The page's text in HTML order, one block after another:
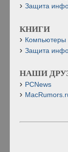
Защита
КНИГИ
Компьютеры
Защита
НАШИ
PCNews